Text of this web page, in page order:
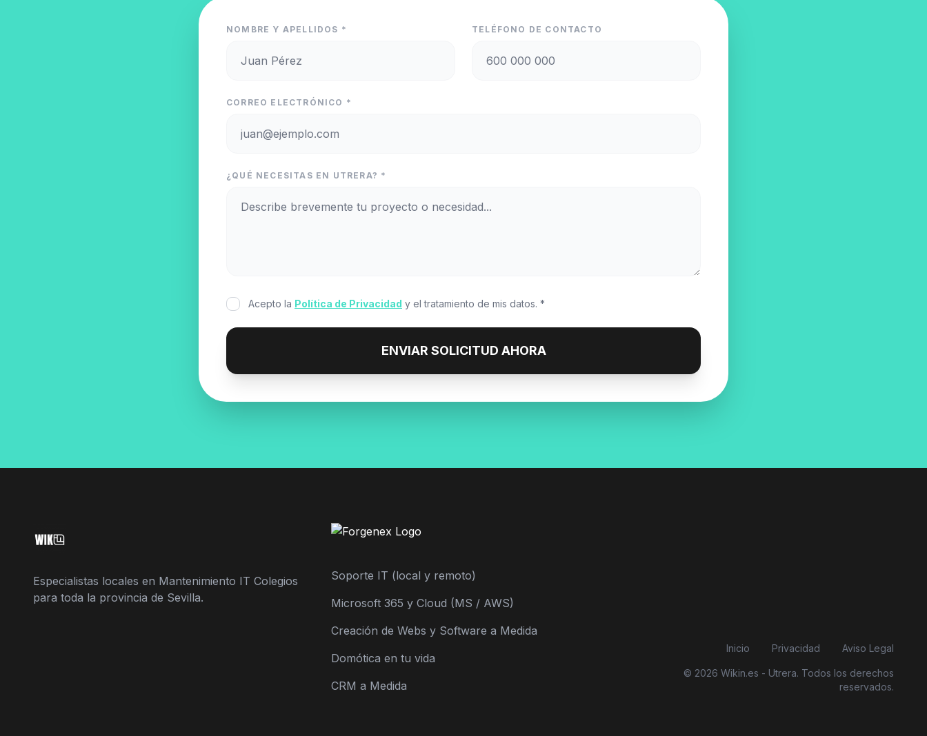
NOMBRE Y APELLIDOS * TELÉFONO DE CONTACTO
CORREO ELECTRÓNICO *
¿QUÉ NECESITAS EN UTRERA? *
Acepto la Política de Privacidad y el tratamiento de mis datos. *
ENVIAR SOLICITUD AHORA
Especialistas locales en Mantenimiento IT Colegios
para toda la provincia de Sevilla.
Soporte IT (local y remoto)
Microsoft 365 y Cloud (MS / AWS)
Creación de Webs y Software a Medida
Domótica en tu vida
CRM a Medida
Inicio Privacidad Aviso Legal
© 2026 Wikin.es - Utrera. Todos los derechos
reservados.